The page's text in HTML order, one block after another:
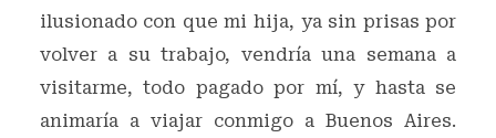
ilusionado con que mi hija, ya sin prisas por
volver a su trabajo, vendría una semana a
visitarme, todo pagado por mí, y hasta se
animaría a viajar conmigo a Buenos Aires.